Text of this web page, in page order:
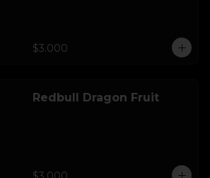
$3.000
Redbull Dragon Fruit